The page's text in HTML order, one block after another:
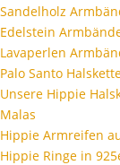
Sandelholz
Edelstein
Lavaperlen
Palo Santo
Unsere Hippie
Malas
Hippie Armreifen
Hippie Ringe in